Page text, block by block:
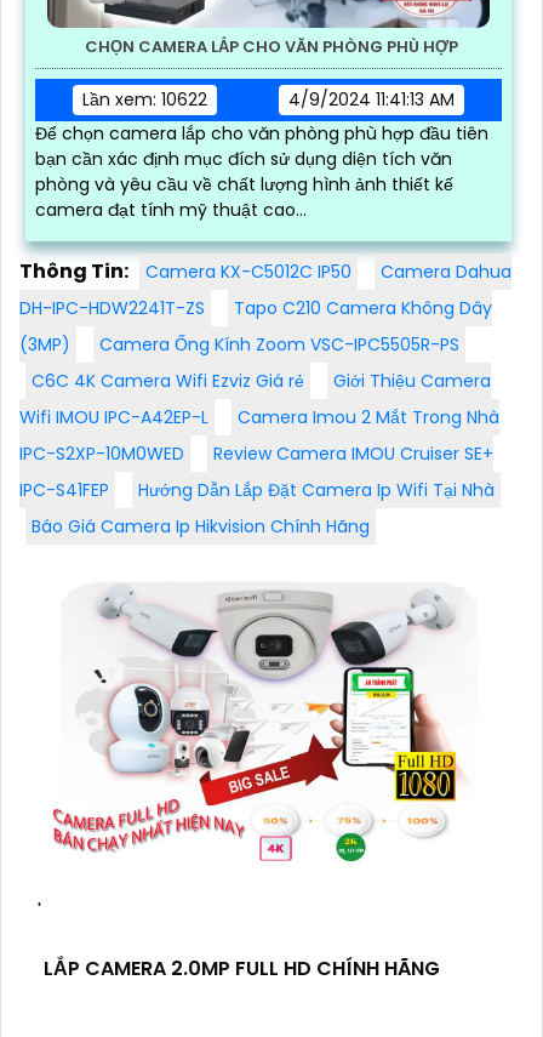
CHỌN CAMERA LẮP CHO VĂN PHÒNG PHÙ HỢP
Lần xem: 10622
4/9/2024 11:41:13 AM
Để chọn camera lắp cho văn phòng phù hợp đầu tiên
bạn cần xác định mục đích sử dụng diện tích văn
phòng và yêu cầu về chất lượng hình ảnh thiết kế
camera đạt tính mỹ thuật cao...
Thông Tin: Camera KX-C5012C IP50
Camera Dahua
DH-IPC-HDW2241T-ZS
Tapo C210 Camera Không Dây
(3MP)
Camera Ống Kính Zoom VSC-IPC5505R-PS
C6C 4K Camera Wifi Ezviz Giá rẻ
Giới Thiệu Camera
Wifi IMOU IPC-A42EP-L
Camera Imou 2 Mắt Trong Nhà
IPC-S2XP-10M0WED
Review Camera IMOU Cruiser SE+
IPC-S41FEP
Hướng Dẫn Lắp Đặt Camera Ip Wifi Tại Nhà
Báo Giá Camera Ip Hikvision Chính Hãng
'
LẮP CAMERA 2.0MP FULL HD CHÍNH HÃNG